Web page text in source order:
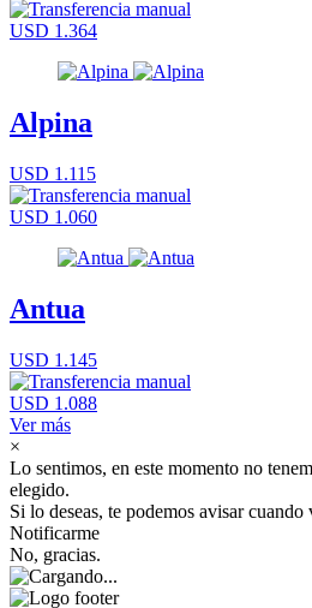
USD 1.364
Alpina
USD 1.115
USD 1.060
Antua
USD 1.145
USD 1.088
Ver más
×
Lo sentimos, en este momento no
elegido.
Si lo deseas, te podemos avisar
Notificarme
No, gracias.